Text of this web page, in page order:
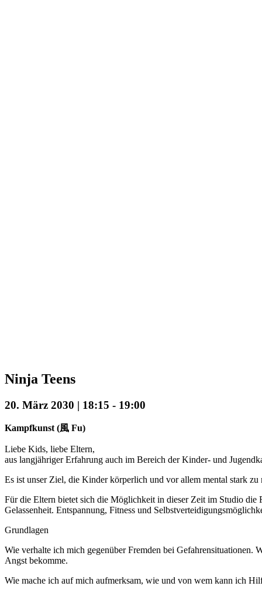
Ninja Teens
20. März 2030 | 18:15 - 19:00
Kampfkunst (風 Fu)
Liebe Kids, liebe Eltern,
aus langjähriger Erfahrung auch im Bereich der Kinder- und
Es ist unser Ziel, die Kinder körperlich und vor allem mental stark
Für die Eltern bietet sich die Möglichkeit in dieser Zeit im Studio die
Gelassenheit. Entspannung, Fitness und
Grundlagen
Wie verhalte ich mich gegenüber Fremden bei
Angst bekomme.
Wie mache ich auf mich aufmerksam, wie und von wem kann ich